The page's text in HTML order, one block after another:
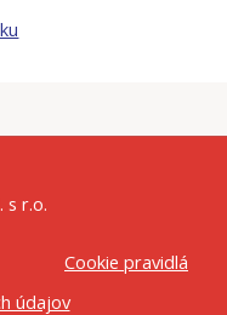
s r.o.
Cookie pravidlá
údajov